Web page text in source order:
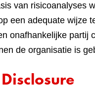
van risicoanalyses
een adequate wijze
onafhankelijke partij
de organisatie is